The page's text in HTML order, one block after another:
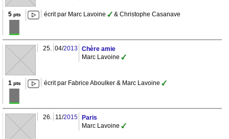
5pts écrit par Marc Lavoine & Christophe Casanave
25. 04/2013
Chère amie
Marc Lavoine
1 pts écrit par Fabrice Aboulker & Marc Lavoine
26. 11/2015
Paris
Marc Lavoine